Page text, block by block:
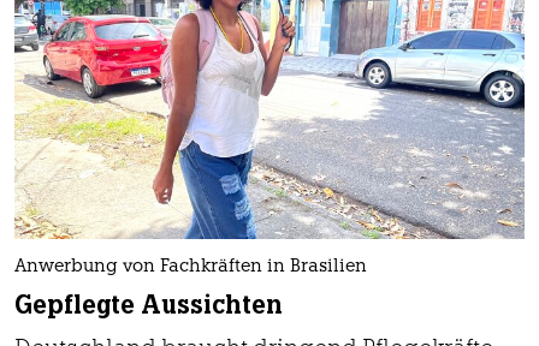
Anwerbung von Fachkräften in Brasilien
Gepflegte Aussichten